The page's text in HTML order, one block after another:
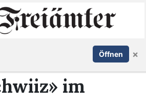
Abonnieren Anmelden
im
Öffnen ×